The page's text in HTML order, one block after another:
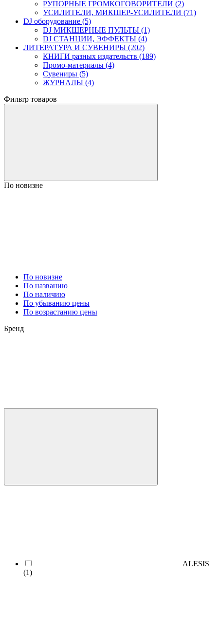
РУПОРНЫЕ ГРОМКОГОВОРИТЕЛИ (2)
УСИЛИТЕЛИ, МИКШЕР-УСИЛИТЕЛИ (71)
DJ оборудование (5)
DJ МИКШЕРНЫЕ ПУЛЬТЫ (1)
DJ СТАНЦИИ, ЭФФЕКТЫ (4)
ЛИТЕРАТУРА И СУВЕНИРЫ (202)
КНИГИ разных издательств (189)
Промо-материалы (4)
Сувениры (5)
ЖУРНАЛЫ (4)
Фильтр товаров
По новизне
По новизне
По названию
По наличию
По убыванию цены
По возрастанию цены
Бренд
ALESIS
(1)